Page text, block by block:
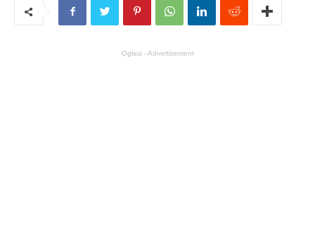
Oglasi - Advertisement